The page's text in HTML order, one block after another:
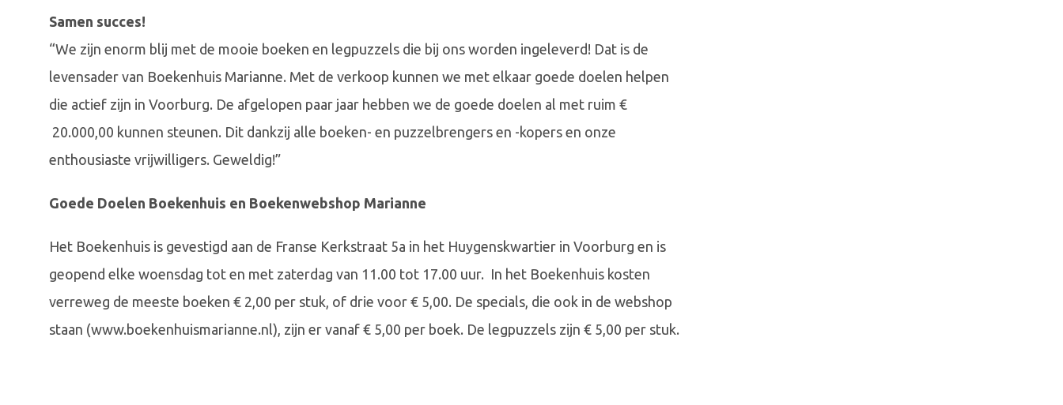
Samen succes!
“We zijn enorm blij met de mooie boeken en legpuzzels die bij ons worden ingeleverd! Dat is de
levensader van Boekenhuis Marianne. Met de verkoop kunnen we met elkaar goede doelen helpen
die actief zijn in Voorburg. De afgelopen paar jaar hebben we de goede doelen al met ruim €
20.000,00 kunnen steunen. Dit dankzij alle boeken- en puzzelbrengers en -kopers en onze
enthousiaste vrijwilligers. Geweldig!”
Goede Doelen Boekenhuis en Boekenwebshop Marianne
Het Boekenhuis is gevestigd aan de Franse Kerkstraat 5a in het Huygenskwartier in Voorburg en is
geopend elke woensdag tot en met zaterdag van 11.00 tot 17.00 uur. In het Boekenhuis kosten
verreweg de meeste boeken € 2,00 per stuk, of drie voor € 5,00. De specials, die ook in de webshop
staan (www.boekenhuismarianne.nl), zijn er vanaf € 5,00 per boek. De legpuzzels zijn € 5,00 per stuk.